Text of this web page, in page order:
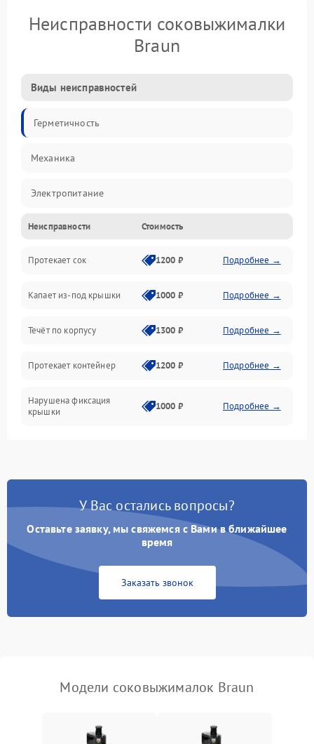
Неисправности соковыжималки
Braun
Виды неисправностей
Герметичность
Механика
Электропитание
Производительность
Неисправности Стоимость
Протекает сок 1200 ₽ Подробнее →
Капает из-под крышки 1000 ₽ Подробнее →
Течёт по корпусу 1300 ₽ Подробнее →
Протекает контейнер 1200 ₽ Подробнее →
Нарушена фиксация
крышки
1000 ₽ Подробнее →
У Вас остались вопросы?
Оставьте заявку, мы свяжемся с Вами в ближайшее
время
Заказать звонок
Модели соковыжималок Braun